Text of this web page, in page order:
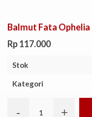
Balmut Fata Ophelia
Rp 117.000
Stok
Kategori
- +